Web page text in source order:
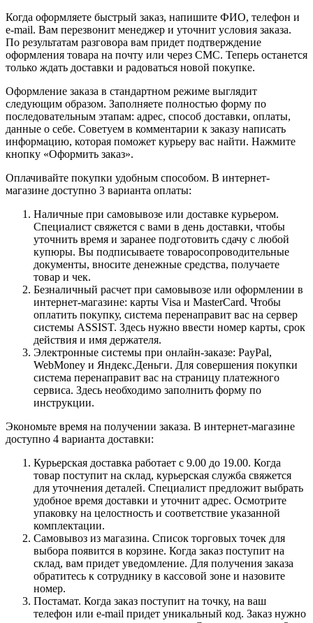
Когда оформляете быстрый заказ, напишите ФИО, телефон и
e-mail. Вам перезвонит менеджер и уточнит условия заказа.
По результатам разговора вам придет подтверждение
оформления товара на почту или через СМС. Теперь останется
только ждать доставки и радоваться новой покупке.
Оформление заказа в стандартном режиме выглядит
следующим образом. Заполняете полностью форму по
последовательным этапам: адрес, способ доставки, оплаты,
данные о себе. Советуем в комментарии к заказу написать
информацию, которая поможет курьеру вас найти. Нажмите
кнопку «Оформить заказ».
Оплачивайте покупки удобным способом. В интернет-
магазине доступно 3 варианта оплаты:
Наличные при самовывозе или доставке курьером.
Специалист свяжется с вами в день доставки, чтобы
уточнить время и заранее подготовить сдачу с любой
купюры. Вы подписываете товаросопроводительные
документы, вносите денежные средства, получаете
товар и чек.
Безналичный расчет при самовывозе или оформлении в
интернет-магазине: карты Visa и MasterCard. Чтобы
оплатить покупку, система перенаправит вас на сервер
системы ASSIST. Здесь нужно ввести номер карты, срок
действия и имя держателя.
Электронные системы при онлайн-заказе: PayPal,
WebMoney и Яндекс.Деньги. Для совершения покупки
система перенаправит вас на страницу платежного
сервиса. Здесь необходимо заполнить форму по
инструкции.
Экономьте время на получении заказа. В интернет-магазине
доступно 4 варианта доставки:
Курьерская доставка работает с 9.00 до 19.00. Когда
товар поступит на склад, курьерская служба свяжется
для уточнения деталей. Специалист предложит выбрать
удобное время доставки и уточнит адрес. Осмотрите
упаковку на целостность и соответствие указанной
комплектации.
Самовывоз из магазина. Список торговых точек для
выбора появится в корзине. Когда заказ поступит на
склад, вам придет уведомление. Для получения заказа
обратитесь к сотруднику в кассовой зоне и назовите
номер.
Постамат. Когда заказ поступит на точку, на ваш
телефон или e-mail придет уникальный код. Заказ нужно